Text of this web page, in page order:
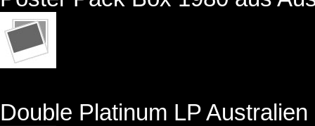
Double Platinum LP Australien